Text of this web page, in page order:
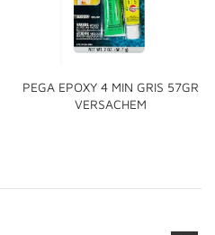
PEGA EPOXY 4 MIN GRIS 57GR
VERSACHEM